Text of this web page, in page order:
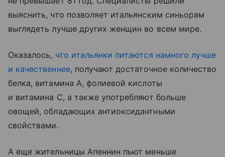
выяснить, что позволяет итальянским синьорам
выглядеть лучше других женщин во всем мире.
Оказалось, что итальянки питаются намного лучше
и качественнее, получают достаточное количество
белка, витамина А, фолиевой кислоты
и витамина С, а также употребляют больше
овощей, обладающих антиоксидантными
свойствами.
А еще жительницы Апеннин пьют меньше